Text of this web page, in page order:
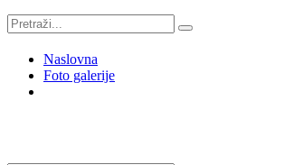
Naslovna
Foto galerije